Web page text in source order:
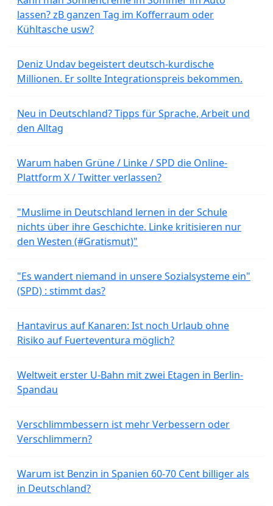
lassen? zB ganzen Tag im Kofferraum oder
Kühltasche usw?
Deniz Undav begeistert deutsch-kurdische
Millionen. Er sollte Integrationspreis bekommen.
Neu in Deutschland? Tipps für Sprache, Arbeit und
den Alltag
Warum haben Grüne / Linke / SPD die Online-
Plattform X / Twitter verlassen?
"Muslime in Deutschland lernen in der Schule
nichts über ihre Geschichte. Linke kritisieren nur
den Westen (#Gratismut)"
"Es wandert niemand in unsere Sozialsysteme ein"
(SPD) : stimmt das?
Hantavirus auf Kanaren: Ist noch Urlaub ohne
Risiko auf Fuerteventura möglich?
Weltweit erster U-Bahn mit zwei Etagen in Berlin-
Spandau
Verschlimmbessern ist mehr Verbessern oder
Verschlimmern?
Warum ist Benzin in Spanien 60-70 Cent billiger als
in Deutschland?